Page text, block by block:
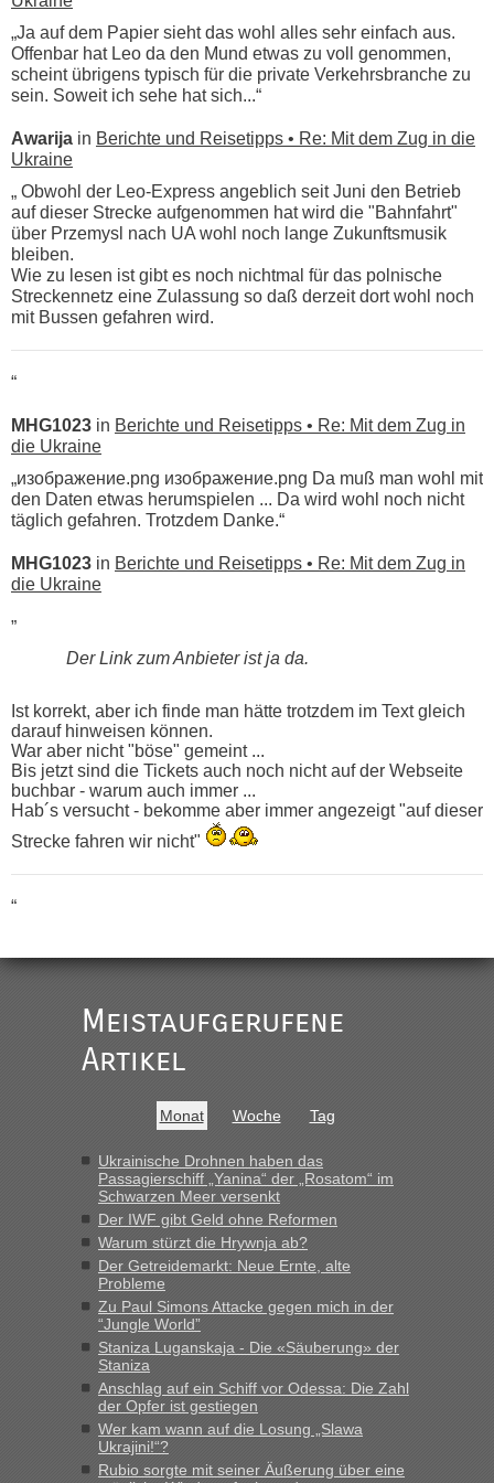
„Ja auf dem Papier sieht das wohl alles sehr einfach aus.
Offenbar hat Leo da den Mund etwas zu voll genommen,
scheint übrigens typisch für die private Verkehrsbranche zu
sein. Soweit ich sehe hat sich...“
Awarija in Berichte und Reisetipps • Re: Mit dem Zug in die
Ukraine
„ Obwohl der Leo-Express angeblich seit Juni den Betrieb
auf dieser Strecke aufgenommen hat wird die "Bahnfahrt"
über Przemysl nach UA wohl noch lange Zukunftsmusik
bleiben.
Wie zu lesen ist gibt es noch nichtmal für das polnische
Streckennetz eine Zulassung so daß derzeit dort wohl noch
mit Bussen gefahren wird.
“
MHG1023 in Berichte und Reisetipps • Re: Mit dem Zug in
die Ukraine
„изображение.png изображение.png Da muß man wohl mit
den Daten etwas herumspielen ... Da wird wohl noch nicht
täglich gefahren. Trotzdem Danke.“
MHG1023 in Berichte und Reisetipps • Re: Mit dem Zug in
die Ukraine
„
Der Link zum Anbieter ist ja da.
Ist korrekt, aber ich finde man hätte trotzdem im Text gleich
darauf hinweisen können.
War aber nicht "böse" gemeint ...
Bis jetzt sind die Tickets auch noch nicht auf der Webseite
buchbar - warum auch immer ...
Hab´s versucht - bekomme aber immer angezeigt "auf dieser
Strecke fahren wir nicht"
“
die Ukraine
LeoExpress ist - und nur auf deren Webseite kann man die
Fahrkarten kaufen. Zumindest ist es die erste Umsteigefreie
Verbindung von Deutschland...“
Recht, Visa und Dokumente • Re: Deklaration
gebrauchter Kleidung beim Zoll
„Vielen Dank, mit einem Briefchen meiner Frau im Gepäck
gab es keine Probleme“
in Recht, Visa und Dokumente • Re: Seit Anfang
des Jahres haben die Zollbeamten Verstöße im Wert von
fast 11 Milliarden aufgedeckt
„Am besten wäre natürlich, wenn die Frau mit dabei ist.
Alleinreisende Männer stehen schließlich immer unter
Verdacht.“
inRecht, Visa und Dokumente • Re: Seit Anfang des
Jahres haben die Zollbeamten Verstöße im Wert von fast 11
Milliarden aufgedeckt
„Kein Zoll. Du musst an sich nur sagen dass das privat ist
und du nicht damit handeln willst. So lange das nicht
Meistaufgerufene
Artikel
Monat Woche Tag
Ukrainische Drohnen haben das
Passagierschiff „Yanina“ der „Rosatom“ im
Schwarzen Meer versenkt
Der IWF gibt Geld ohne Reformen
Warum stürzt die Hrywnja ab?
Der Getreidemarkt: Neue Ernte, alte
Probleme
Zu Paul Simons Attacke gegen mich in der
“Jungle World”
Staniza Luganskaja - Die «Säuberung» der
Staniza
Anschlag auf ein Schiff vor Odessa: Die Zahl
der Opfer ist gestiegen
Wer kam wann auf die Losung „Slawa
Ukrajini!“?
Rubio sorgte mit seiner Äußerung über eine